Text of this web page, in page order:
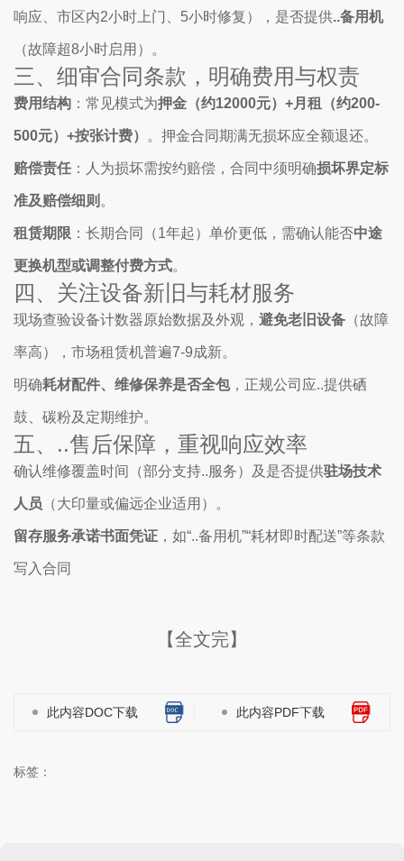
响应、市区内2小时上门、5小时修复），是否提供..备用机
（故障超8小时启用）。
三、细审合同条款，明确费用与权责
费用结构 ：常见模式为押金（约12000元）+月租（约200-
500元）+按张计费） 。押金合同期满无损坏应全额退还。
赔偿责任 ：人为损坏需按约赔偿，合同中须明确损坏界定标
准及赔偿细则 。
租赁期限 ：长期合同（1年起）单价更低，需确认能否中途
更换机型或调整付费方式。
四、关注设备新旧与耗材服务
现场查验设备计数器原始数据及外观， 避免老旧设备 （故障
率高），市场租赁机普遍7-9成新。
明确耗材配件、维修保养是否全包，正规公司应..提供硒
鼓、碳粉及定期维护。
五、..售后保障，重视响应效率
确认维修覆盖时间（部分支持..服务）及是否提供驻场技术
人员 （大印量或偏远企业适用）。
留存服务承诺书面凭证 ，如“..备用机”“耗材即时配送”等条款
写入合同
【全文完】
此内容DOC下载 此内容PDF下载
标签：